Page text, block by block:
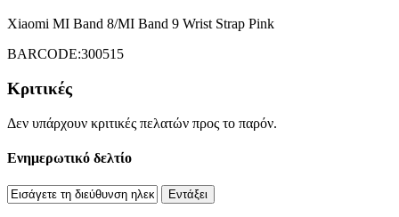
Xiaomi MI Band 8/MI Band 9 Wrist Strap Pink
BARCODE:300515
Κριτικές
Δεν υπάρχουν κριτικές πελατών προς το παρόν.
Ενημερωτικό δελτίο
Εντάξει